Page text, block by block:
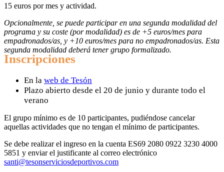
15 euros por mes y actividad.
Opcionalmente, se puede participar en una segunda modalidad del
programa y su coste (por modalidad) es de +5 euros/mes para
empadronados/as, y +10 euros/mes para no empadronados/as. Esta
segunda modalidad deberá tener grupo formalizado.
Inscripciones
En la web de Tesón
Plazo abierto desde el 20 de junio y durante todo el
verano
El grupo mínimo es de 10 participantes, pudiéndose cancelar
aquellas actividades que no tengan el mínimo de participantes.
Se debe realizar el ingreso en la cuenta ES69 2080 0922 3230 4000
5851 y enviar el justificante al correo electrónico
santi@tesonserviciosdeportivos.com